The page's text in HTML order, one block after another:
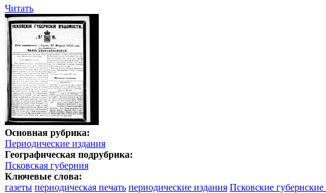
Читать
Основная рубрика:
Периодические издания
Географическая подрубрика:
Псковская губерния
Ключевые слова:
газеты периодическая печать периодические издания Псковские губернские